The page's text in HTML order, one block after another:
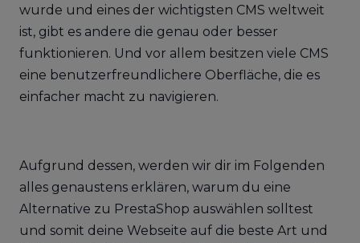
wurde und eines der wichtigsten CMS weltweit
ist, gibt es andere die genau oder besser
funktionieren. Und vor allem besitzen viele CMS
eine benutzerfreundlichere Oberfläche, die es
einfacher macht zu navigieren.
Aufgrund dessen, werden wir dir im Folgenden
alles genaustens erklären, warum du eine
Alternative zu PrestaShop auswählen solltest
und somit deine Webseite auf die beste Art und